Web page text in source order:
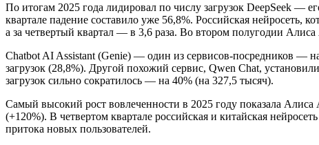
По итогам 2025 года лидировал по числу загрузок DeepSeek —
квартале падение составило уже 56,8%. Российская нейросеть,
а за четвертый квартал — в 3,6 раза. Во втором полугодии
Chatbot AI Assistant (Genie) — один из сервисов-посредников —
загрузок (28,8%). Другой похожий сервис, Qwen Chat,
загрузок сильно сократилось — на 40% (на 327,5 тысяч).
Самый высокий рост вовлеченности в 2025 году показала
(+120%). В четвертом квартале российская и китайская
притока новых пользователей.